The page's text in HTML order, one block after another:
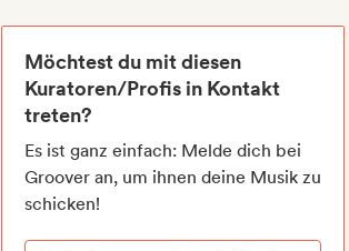
Möchtest du mit diesen
Kuratoren/Profis in Kontakt
treten?
Es ist ganz einfach: Melde dich bei
Groover an, um ihnen deine Musik zu
schicken!